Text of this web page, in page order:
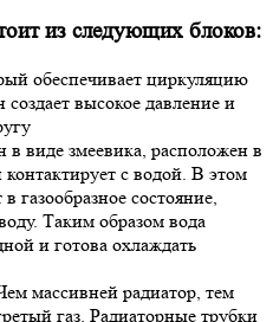
из следующих блоков:
обеспечивает циркуляцию
высокое давление и
виде змеевика, расположен в
с водой. В этом
газообразное состояние,
Таким образом вода
и готова охлаждать
массивней радиатор, тем
газ. Радиаторные трубки